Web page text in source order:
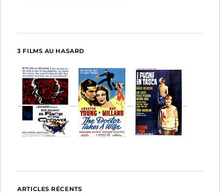
3 FILMS AU HASARD
ARTICLES RÉCENTS